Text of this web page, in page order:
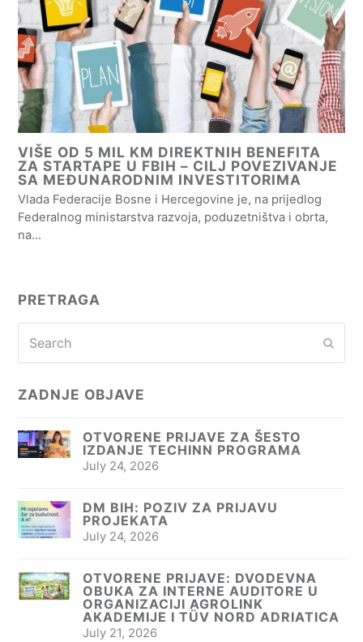
VIŠE OD 5 MIL KM DIREKTNIH BENEFITA
ZA STARTAPE U FBIH – CILJ POVEZIVANJE
SA MEĐUNARODNIM INVESTITORIMA
Vlada Federacije Bosne i Hercegovine je, na prijedlog
Federalnog ministarstva razvoja, poduzetništva i obrta,
na…
PRETRAGA
ZADNJE OBJAVE
OTVORENE PRIJAVE ZA ŠESTO
IZDANJE TECHINN PROGRAMA
July 24, 2026
DM BIH: POZIV ZA PRIJAVU
PROJEKATA
July 24, 2026
OTVORENE PRIJAVE: DVODEVNA
OBUKA ZA INTERNE AUDITORE U
ORGANIZACIJI AGROLINK
AKADEMIJE I TÜV NORD ADRIATICA
July 21, 2026